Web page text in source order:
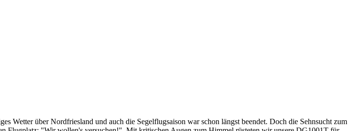
Wetter über Nordfriesland und auch die Segelflugsaison war schon längst beendet. Doch die Sehnsucht zum